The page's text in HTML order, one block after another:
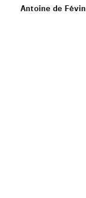
Antoine de Févin